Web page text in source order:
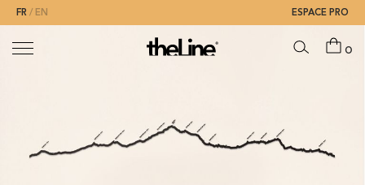
FR EN ESPACE PRO
0